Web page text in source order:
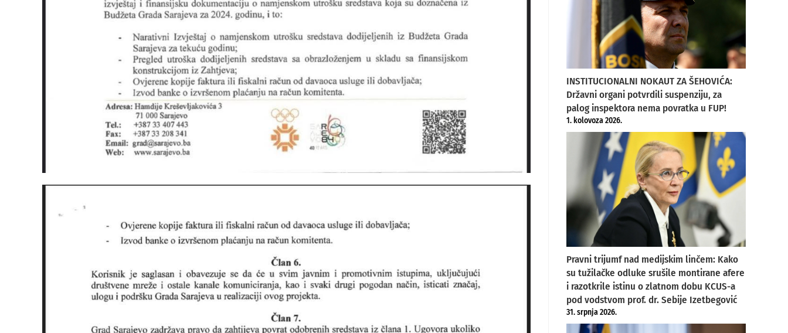
INSTITUCIONALNI NOKAUT ZA ŠEHOVIĆA:
Državni organi potvrdili suspenziju, za
palog inspektora nema povratka u FUP!
1. kolovoza 2026.
Pravni trijumf nad medijskim linčem: Kako
su tužilačke odluke srušile montirane afere
i razotkrile istinu o zlatnom dobu KCUS-a
pod vodstvom prof. dr. Sebije Izetbegović
31. srpnja 2026.